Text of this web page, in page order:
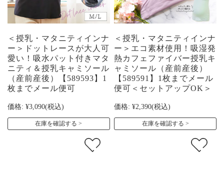
＜授乳・マタニティインナ
ー＞ドットレースが大人可
愛い！吸水パット付きマタ
ニティ＆授乳キャミソール
（産前産後）【589593】1
枚までメール便可
価格: ¥3,090(税込)
在庫を確認する
＜授乳・マタニティインナ
ー＞エコ素材使用！吸湿発
熱カフェファイバー授乳キ
ャミソール（産前産後）
【589591】1枚までメール
便可＜セットアップOK＞
価格: ¥2,390(税込)
在庫を確認する